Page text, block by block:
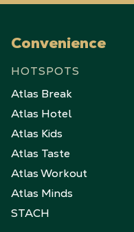
Convenience
HOTSPOTS
Atlas Break
Atlas Hotel
Atlas Kids
Atlas Taste
Atlas Workout
Atlas Minds
STACH